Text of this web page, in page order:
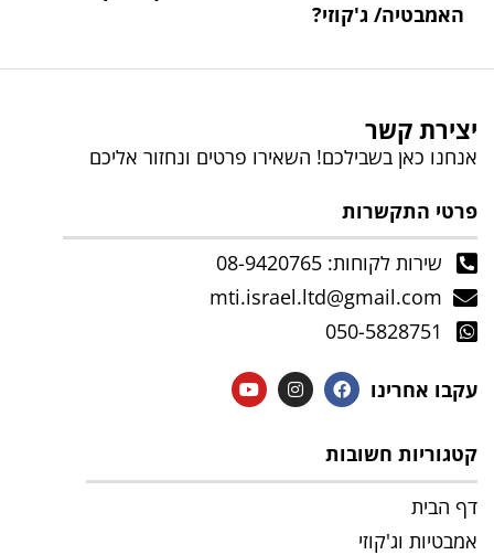
האמבטיה/ ג'קוזי?
יצירת קשר
אנחנו כאן בשבילכם! השאירו פרטים ונחזור אליכם
פרטי התקשרות
שירות לקוחות: 08-9420765
mti.israel.ltd@gmail.com
050-5828751
עקבו אחרינו
קטגוריות חשובות
דף הבית
אמבטיות וג'קוזי